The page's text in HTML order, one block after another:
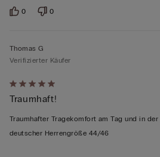
0 0
Mit
5
von
5
Thomas G
Verifizierter Käufer
Traumhaft!
Traumhafter Tragekomfort am Tag und in
deutscher Herrengröße 44/46